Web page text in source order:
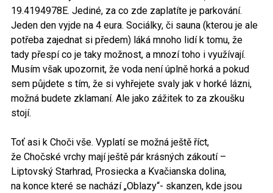
19.4194978E. Jediné, za co zde zaplatíte je parkování.
Jeden den vyjde na 4 eura. Sociálky, či sauna (kterou je ale
potřeba zajednat si předem) láká mnoho lidí k tomu, že
tady přespí co je taky možnost, a mnozí toho i využívají.
Musím však upozornit, že voda není úplně horká a pokud
sem půjdete s tím, že si vyhřejete svaly jak v horké lázni,
možná budete zklamaní. Ale jako zážitek to za zkoušku
stojí.
Toť asi k Choči vše. Vyplatí se možná ještě říct,
že Chočské vrchy mají ještě pár krásných zákoutí –
Liptovský Starhrad, Prosiecka a Kvačianska dolina,
na konce které se nachází „Oblazy“- skanzen, kde jsou